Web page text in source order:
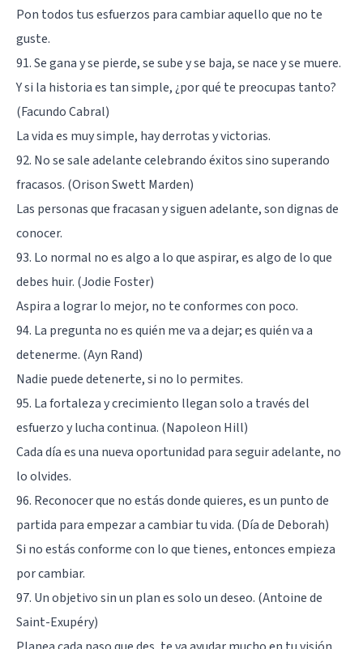
Pon todos tus esfuerzos para cambiar aquello que no te
guste.
91. Se gana y se pierde, se sube y se baja, se nace y se muere.
Y si la historia es tan simple, ¿por qué te preocupas tanto?
(Facundo Cabral)
La vida es muy simple, hay derrotas y victorias.
92. No se sale adelante celebrando éxitos sino superando
fracasos. (Orison Swett Marden)
Las personas que fracasan y siguen adelante, son dignas de
conocer.
93. Lo normal no es algo a lo que aspirar, es algo de lo que
debes huir. (Jodie Foster)
Aspira a lograr lo mejor, no te conformes con poco.
94. La pregunta no es quién me va a dejar; es quién va a
detenerme. (Ayn Rand)
Nadie puede detenerte, si no lo permites.
95. La fortaleza y crecimiento llegan solo a través del
esfuerzo y lucha continua. (Napoleon Hill)
Cada día es una nueva oportunidad para seguir adelante, no
lo olvides.
96. Reconocer que no estás donde quieres, es un punto de
partida para empezar a cambiar tu vida. (Día de Deborah)
Si no estás conforme con lo que tienes, entonces empieza
por cambiar.
97. Un objetivo sin un plan es solo un deseo. (Antoine de
Saint-Exupéry)